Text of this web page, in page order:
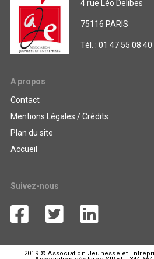
4 rue Léo Delibes
75116 PARIS
Tél. : 01 47 55 08 40
A propos
Contact
Mentions Légales / Crédits
Plan du site
Accueil
Suivez-nous
2019 © Association Jeunesse et